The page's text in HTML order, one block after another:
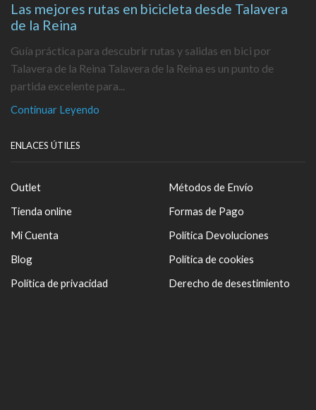
Las mejores rutas en bicicleta desde Talavera
de la Reina
Guía práctica para descubrir rutas y salidas en bici por
Talavera de la Reina Talavera de la Reina es un punto de
partida excelente para...
Continuar Leyendo
ENLACES ÚTILES
Outlet
Tienda online
Mi Cuenta
Blog
Política de privacidad
Métodos de Envío
Formas de Pago
Política Devoluciones
Política de cookies
Derecho de desestimiento